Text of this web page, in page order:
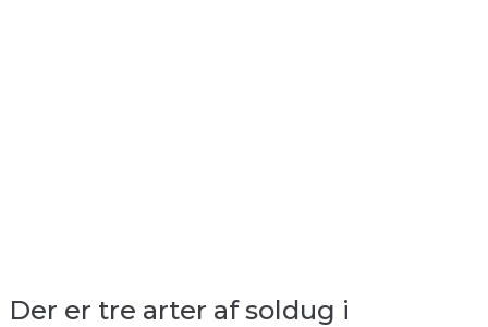
Der er tre arter af soldug i